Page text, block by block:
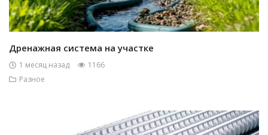
Дренажная система на участке
1 месяц назад
1166
Разное